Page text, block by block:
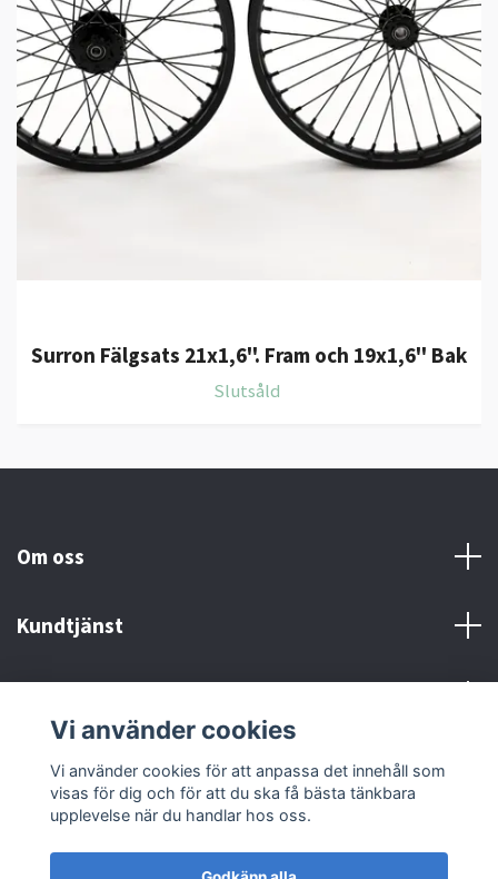
Surron Fälgsats 21x1,6''. Fram och 19x1,6'' Bak
Slutsåld
Om oss
Kundtjänst
Sociala medier
Vi använder cookies
Vi använder cookies för att anpassa det innehåll som
visas för dig och för att du ska få bästa tänkbara
upplevelse när du handlar hos oss.